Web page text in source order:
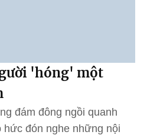
'hóng' một
đám đông ngồi quanh
hức đón nghe những nội